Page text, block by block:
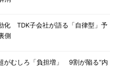
化 TDK子会社が語る「自律型」予
側
がむしろ「負担増」 9割が陥る“内